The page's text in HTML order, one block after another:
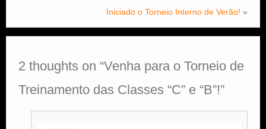
Iniciado o Torneio Interno de Verão! »
2 thoughts on “Venha para o Torneio de
Treinamento das Classes “C” e “B”!”